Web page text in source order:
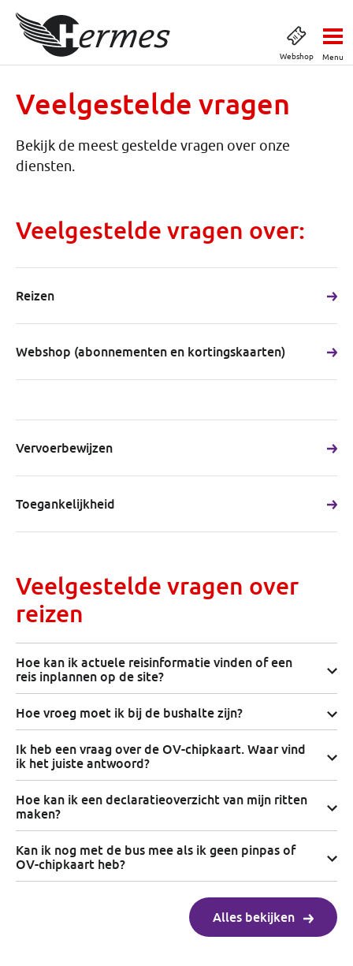
Webshop Menu
Veelgestelde vragen
Bekijk de meest gestelde vragen over onze
diensten.
Veelgestelde vragen over:
Reizen
Webshop (abonnementen en kortingskaarten)
Vervoerbewijzen
Toegankelijkheid
Veelgestelde vragen over
reizen
Hoe kan ik actuele reisinformatie vinden of een
reis inplannen op de site?
Hoe vroeg moet ik bij de bushalte zijn?
Ik heb een vraag over de OV-chipkaart. Waar vind
ik het juiste antwoord?
Hoe kan ik een declaratieoverzicht van mijn ritten
maken?
Kan ik nog met de bus mee als ik geen pinpas of
OV-chipkaart heb?
Alles bekijken